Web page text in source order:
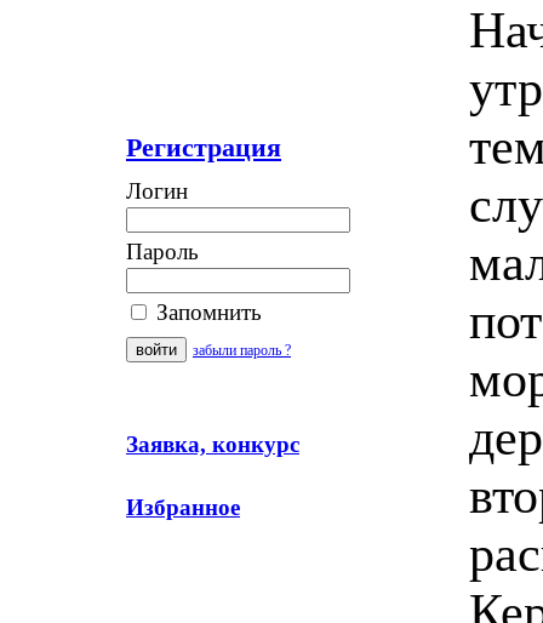
Регистрация
Логин
Пароль
Запомнить
забыли пароль ?
Заявка, конкурс
Избранное